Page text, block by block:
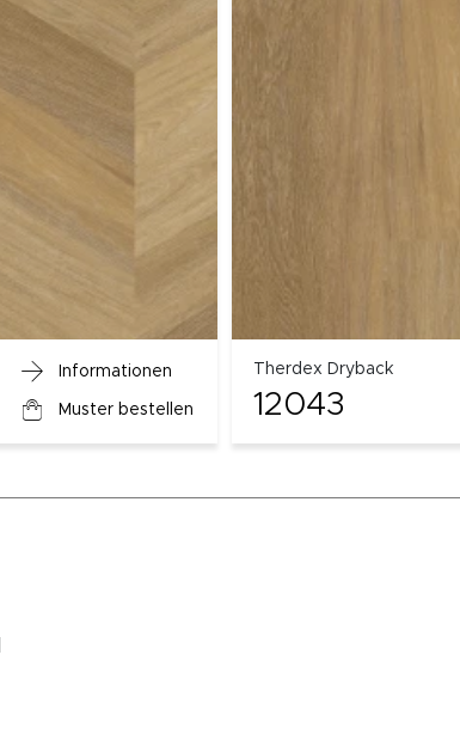
Informationen
Muster bestellen
Therdex Dryback
12043